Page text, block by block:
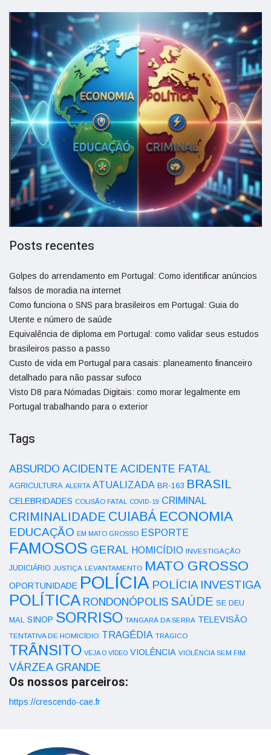
Posts recentes
Golpes do arrendamento em Portugal: Como identificar anúncios
falsos de moradia na internet
Como funciona o SNS para brasileiros em Portugal: Guia do
Utente e número de saúde
Equivalência de diploma em Portugal: como validar seus estudos
brasileiros passo a passo
Custo de vida em Portugal para casais: planeamento financeiro
detalhado para não passar sufoco
Visto D8 para Nómadas Digitais: como morar legalmente em
Portugal trabalhando para o exterior
Tags
ABSURDO ACIDENTE ACIDENTE FATAL
AGRICULTURA ALERTA ATUALIZADA BR-163 BRASIL
CELEBRIDADES COLISÃO FATAL COVID-19 CRIMINAL
CRIMINALIDADE CUIABÁ ECONOMIA
EDUCAÇÃO EM MATO GROSSO ESPORTE
FAMOSOS GERAL HOMICÍDIO INVESTIGAÇÃO
JUDICIÁRIO JUSTIÇA LEVANTAMENTO MATO GROSSO
OPORTUNIDADE POLÍCIA POLÍCIA INVESTIGA
POLÍTICA RONDONÓPOLIS SAÚDE SE DEU
MAL SINOP SORRISO TANGARÁ DA SERRA TELEVISÃO
TENTATIVA DE HOMICÍDIO TRAGÉDIA TRÁGICO
TRÂNSITO VEJA O VÍDEO VIOLÊNCIA VIOLÊNCIA SEM FIM
VÁRZEA GRANDE
Os nossos parceiros:
https://crescendo-cae.fr